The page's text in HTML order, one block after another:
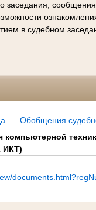
заседания;
в судебном
Обобщения
компьютерной
ИКТ)